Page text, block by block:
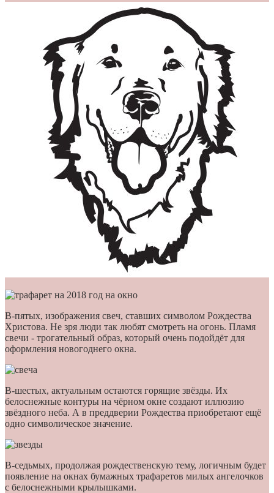
В-пятых, изображения свеч, ставших символом Рождества
Христова. Не зря люди так любят смотреть на огонь. Пламя
свечи - трогательный образ, который очень подойдёт для
оформления новогоднего окна.
В-шестых, актуальным остаются горящие звёзды. Их
белоснежные контуры на чёрном окне создают иллюзию
звёздного неба. А в преддверии Рождества приобретают ещё
одно символическое значение.
В-седьмых, продолжая рождественскую тему, логичным будет
появление на окнах бумажных трафаретов милых ангелочков
с белоснежными крылышками.